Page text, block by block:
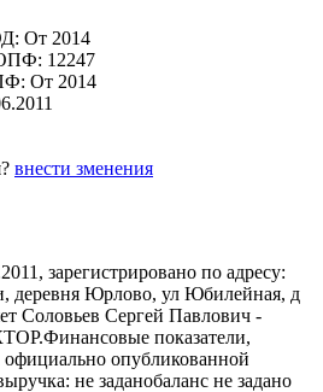
От 2014
12247
От 2014
внести зменения
зарегистрировано по адресу:
деревня Юрлово, ул Юбилейная, д
Соловьев Сергей Павлович -
показатели,
опубликованной
не заданобаланс не задано